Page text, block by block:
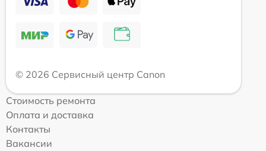
© 2026 Сервисный центр Canon
Стоимость ремонта
Оплата и доставка
Контакты
Вакансии